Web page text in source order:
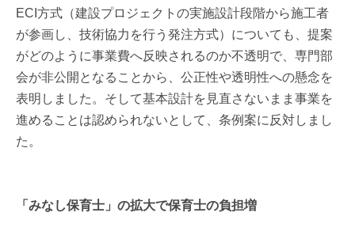
ECI方式（建設プロジェクトの実施設計段階から施工者
が参画し、技術協力を行う発注方式）についても、提案
がどのように事業費へ反映されるのか不透明で、専門部
会が非公開となることから、公正性や透明性への懸念を
表明しました。そして基本設計を見直さないまま事業を
進めることは認められないとして、条例案に反対しまし
た。
「みなし保育士」の拡大で保育士の負担増